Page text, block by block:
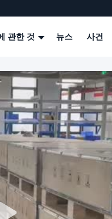
관한 것 뉴스 사건